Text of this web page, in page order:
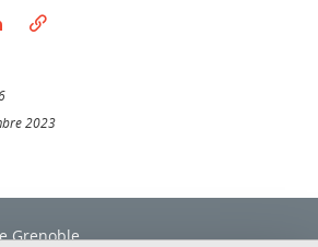
sur Facebook
Partager sur LinkedIn
2023
Grenoble